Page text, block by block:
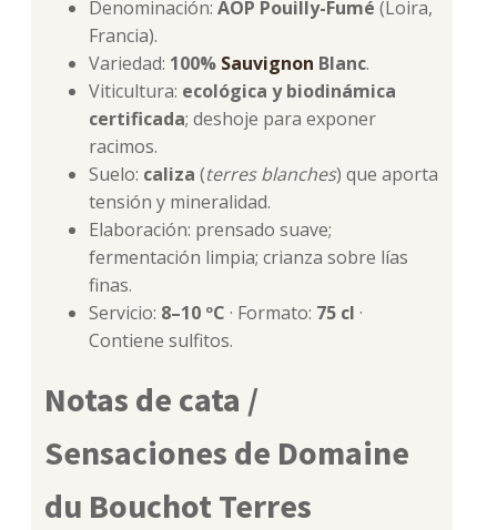
Denominación: AOP Pouilly-Fumé (Loira,
Francia).
Variedad: 100% Sauvignon Blanc.
Viticultura: ecológica y biodinámica
certificada; deshoje para exponer
racimos.
Suelo: caliza (terres blanches) que aporta
tensión y mineralidad.
Elaboración: prensado suave;
fermentación limpia; crianza sobre lías
finas.
Servicio: 8–10 ºC · Formato: 75 cl ·
Contiene sulfitos.
Notas de cata /
Sensaciones de Domaine
du Bouchot Terres